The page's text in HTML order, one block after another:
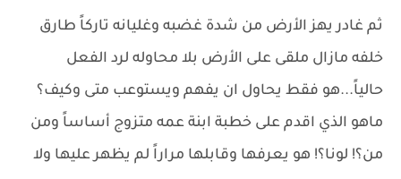
ثم غادر يهز الأرض من شدة غضبه وغليانه تاركاً طارق
خلفه مازال ملقى على الأرض بلا محاوله لرد الفعل
حالياً...هو فقط يحاول ان يفهم ويستوعب متى وكيف؟
ماهو الذي اقدم على خطبة ابنة عمه متزوج أساساً ومن
من؟! لونا؟! هو يعرفها وقابلها مراراً لم يظهر عليها ولا